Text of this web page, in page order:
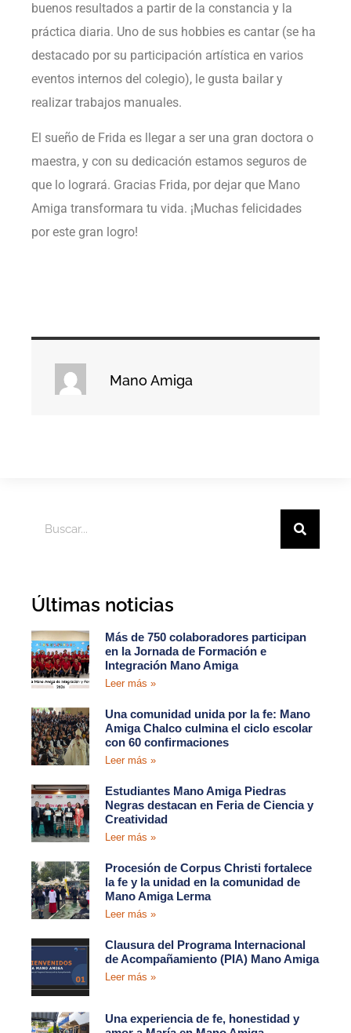
buenos resultados a partir de la constancia y la
práctica diaria. Uno de sus hobbies es cantar (se ha
destacado por su participación artística en varios
eventos internos del colegio), le gusta bailar y
realizar trabajos manuales.
El sueño de Frida es llegar a ser una gran doctora o
maestra, y con su dedicación estamos seguros de
que lo logrará. Gracias Frida, por dejar que Mano
Amiga transformara tu vida. ¡Muchas felicidades
por este gran logro!
Mano Amiga
Últimas noticias
Más de 750 colaboradores participan
en la Jornada de Formación e
Integración Mano Amiga
Leer más »
Una comunidad unida por la fe: Mano
Amiga Chalco culmina el ciclo escolar
con 60 confirmaciones
Leer más »
Estudiantes Mano Amiga Piedras
Negras destacan en Feria de Ciencia y
Creatividad
Leer más »
Procesión de Corpus Christi fortalece
la fe y la unidad en la comunidad de
Mano Amiga Lerma
Leer más »
Clausura del Programa Internacional
de Acompañamiento (PIA) Mano Amiga
Leer más »
Una experiencia de fe, honestidad y